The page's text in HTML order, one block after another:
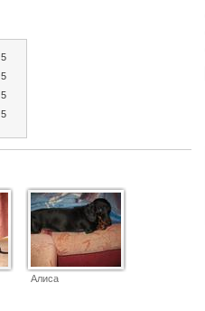
5
5
5
5
Алиса